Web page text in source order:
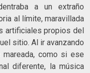
a un extraño
al límite, maravillada
artificiales propios del
sitio. Al ir avanzando
como si ese
diferente, la música